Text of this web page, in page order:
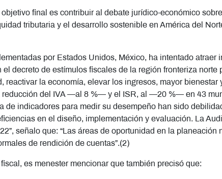
final es contribuir al debate jurídico-económico
tributaria y el desarrollo sostenible en América del
por Estados Unidos, México, ha intentado
el decreto de estímulos fiscales de la región fronteriza
reactivar la economía, elevar los ingresos, mayor
reducción del IVA —al 8 %— y el ISR, al —20 %— en 43
de indicadores para medir su desempeño han sido
en el diseño, implementación y evaluación. La
señalo que: “Las áreas de oportunidad en la
de rendición de cuentas”.(2)
es menester mencionar que también precisó que: